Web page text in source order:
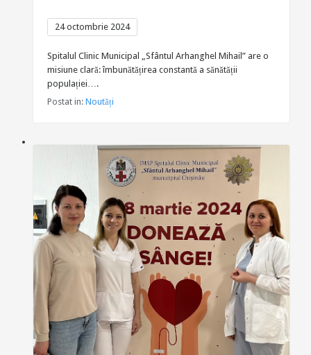
24 octombrie 2024
Spitalul Clinic Municipal „Sfântul Arhanghel Mihail” are o
misiune clară: îmbunătățirea constantă a sănătății
populației….
Postat in: Noutăți